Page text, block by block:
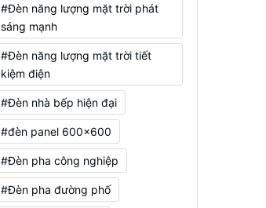
#Đèn năng lượng mặt trời phát
sáng mạnh
#Đèn năng lượng mặt trời tiết
kiệm điện
#Đèn nhà bếp hiện đại
#đèn panel 600x600
#Đèn pha công nghiệp
#Đèn pha đường phố